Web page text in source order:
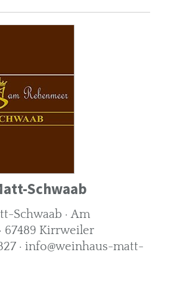
Schwaab
Schwaab · Am
67489 Kirrweiler
· info@weinhaus-matt-